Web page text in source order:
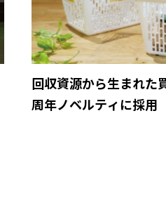
回収資源から生まれた
周年ノベルティに採用